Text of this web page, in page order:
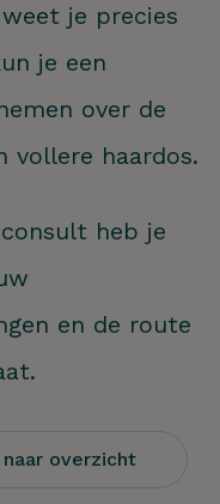
je
je precies
je een
over de
vollere haardos.
heb je
en de route
naar overzicht